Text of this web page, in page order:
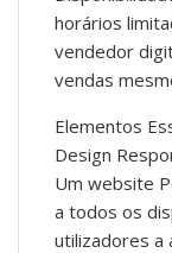
horários
vendedor
vendas
Elementos
Design
Um website
a todos os
utilizadores a